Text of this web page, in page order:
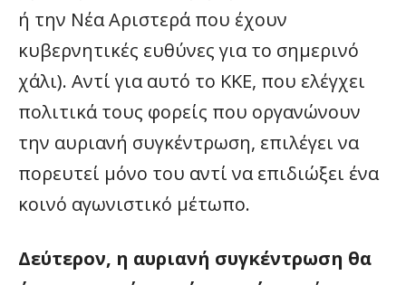
ή την Νέα Αριστερά που έχουν
κυβερνητικές ευθύνες για το σημερινό
χάλι). Αντί για αυτό το ΚΚΕ, που ελέγχει
πολιτικά τους φορείς που οργανώνουν
την αυριανή συγκέντρωση, επιλέγει να
πορευτεί μόνο του αντί να επιδιώξει ένα
κοινό αγωνιστικό μέτωπο.
Δεύτερον, η αυριανή συγκέντρωση θα